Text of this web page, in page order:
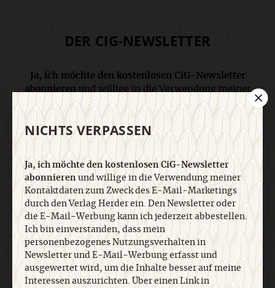
DER CIG-NEWSLETTER
Ja, ich möchte den kostenlosen CiG-Newsletter
abonnierenund willige in die Verwendung meiner
Kontaktdaten zum Zweck des E-Mail-Marketings
durch den Verlag Herder ein. Den Newsletter oder
die E-Mail-Werbung kann ich jederzeit abbestellen.
Ich bin einverstanden, dass mein
personenbezogenes Nutzungsverhalten in
Newsletter und E-Mail-Werbung erfasst und
ausgewertet wird, um die Inhalte besser auf meine
Interessen auszurichten. Über einen Link in
Newsletter oder E-Mail kann ich diese Funktion
jederzeit ausschalten. Weiterführende
Informationen finden Sie in unseren
Datenschutzhinweisen.
NICHTS VERPASSEN
Ja, ich möchte den kostenlosen CiG-Newsletter
abonnierenund willige in die Verwendung meiner
Kontaktdaten zum Zweck des E-Mail-Marketings
durch den Verlag Herder ein. Den Newsletter oder
die E-Mail-Werbung kann ich jederzeit abbestellen.
Ich bin einverstanden, dass mein
personenbezogenes Nutzungsverhalten in
Newsletter und E-Mail-Werbung erfasst und
ausgewertet wird, um die Inhalte besser auf meine
Interessen auszurichten. Über einen Link in